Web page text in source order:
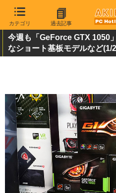
カテゴリ 過去記事
今週も「GeForce GTX 1050
なショート基板モデルなど(1/